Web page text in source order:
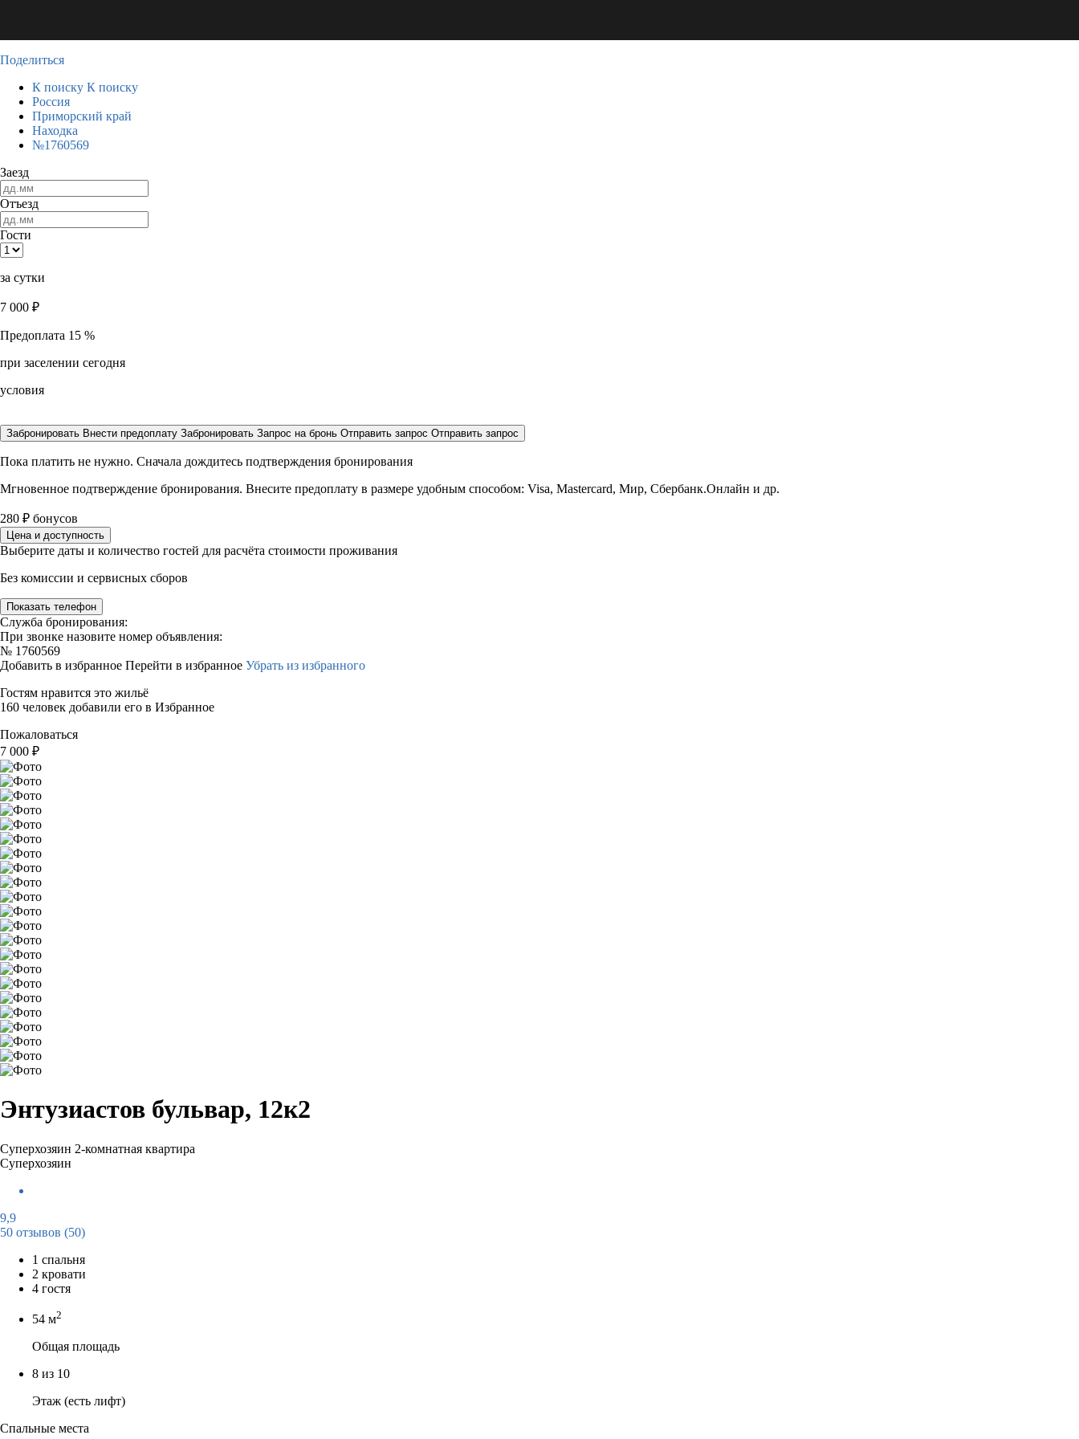
Поделиться
К поиску К поиску
Россия
Приморский край
Находка
№1760569
Заезд
Отъезд
Гости
за сутки
7 000 ₽
Предоплата 15 %
при заселении сегодня
условия
Забронировать Внести предоплату Забронировать Запрос на бронь Отправить запрос Отправить запрос
Пока платить не нужно. Сначала дождитесь подтверждения бронирования
Мгновенное подтверждение бронирования. Внесите предоплату в размере удобным способом: Visa, Mastercard, Мир, Сбербанк.Онлайн и др.
280 ₽ бонусов
Цена и доступность
Выберите даты и количество гостей для расчёта стоимости проживания
Без комиссии и сервисных сборов
Показать телефон
Служба бронирования:
При звонке назовите номер объявления:
№ 1760569
Добавить в избранное Перейти в избранное Убрать из избранного
Гостям нравится это жильё
160 человек добавили его в Избранное
Пожаловаться
7 000 ₽
Энтузиастов бульвар, 12к2
Суперхозяин 2-комнатная квартира
Суперхозяин
9,9
50 отзывов (50)
1 спальня
2 кровати
4 гостя
54 м2
Общая площадь
8 из 10
Этаж (есть лифт)
Спальные места